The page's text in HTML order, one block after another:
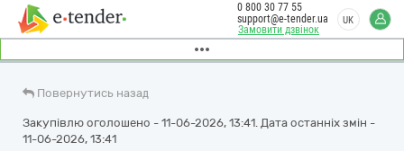
Замовити дзвінок
0 800 30 77 55
support@e-tender.ua
UK
Повернутись назад
Закупівлю оголошено - 11-06-2026, 13:41. Дата останніх змін -
11-06-2026, 13:41